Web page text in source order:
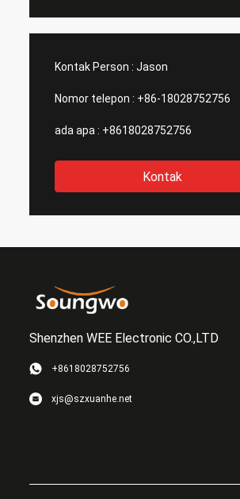
Kontak Person : Jason
Nomor telepon : +86-18028752756
ada apa : +8618028752756
Kontak
Shenzhen WEE Electronic CO.,LTD
+8618028752756
xjs@szxuanhe.net